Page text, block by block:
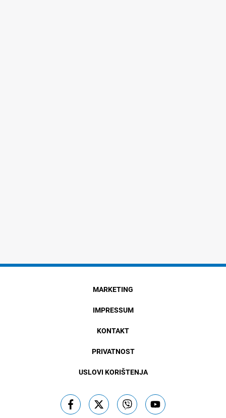
MARKETING
IMPRESSUM
KONTAKT
PRIVATNOST
USLOVI KORIŠTENJA